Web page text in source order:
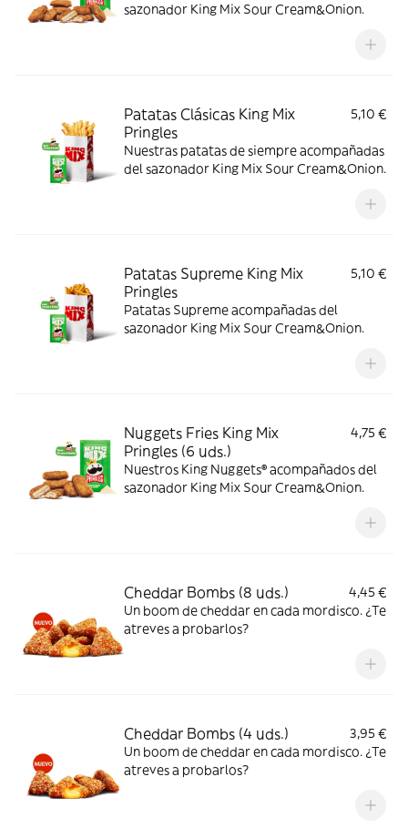
sazonador King Mix Sour Cream&Onion.
Patatas Clásicas King Mix
Pringles
5,10 €
Nuestras patatas de siempre acompañadas
del sazonador King Mix Sour Cream&Onion.
Patatas Supreme King Mix
Pringles
5,10 €
Patatas Supreme acompañadas del
sazonador King Mix Sour Cream&Onion.
Nuggets Fries King Mix
Pringles (6 uds.)
4,75 €
Nuestros King Nuggets® acompañados del
sazonador King Mix Sour Cream&Onion.
Cheddar Bombs (8 uds.)
4,45 €
Un boom de cheddar en cada mordisco. ¿Te
atreves a probarlos?
Cheddar Bombs (4 uds.)
3,95 €
Un boom de cheddar en cada mordisco. ¿Te
atreves a probarlos?